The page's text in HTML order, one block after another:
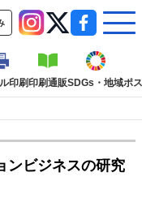
印刷印刷通販SDGs・地域ポ
ンテンツ
ンビジネスの研究